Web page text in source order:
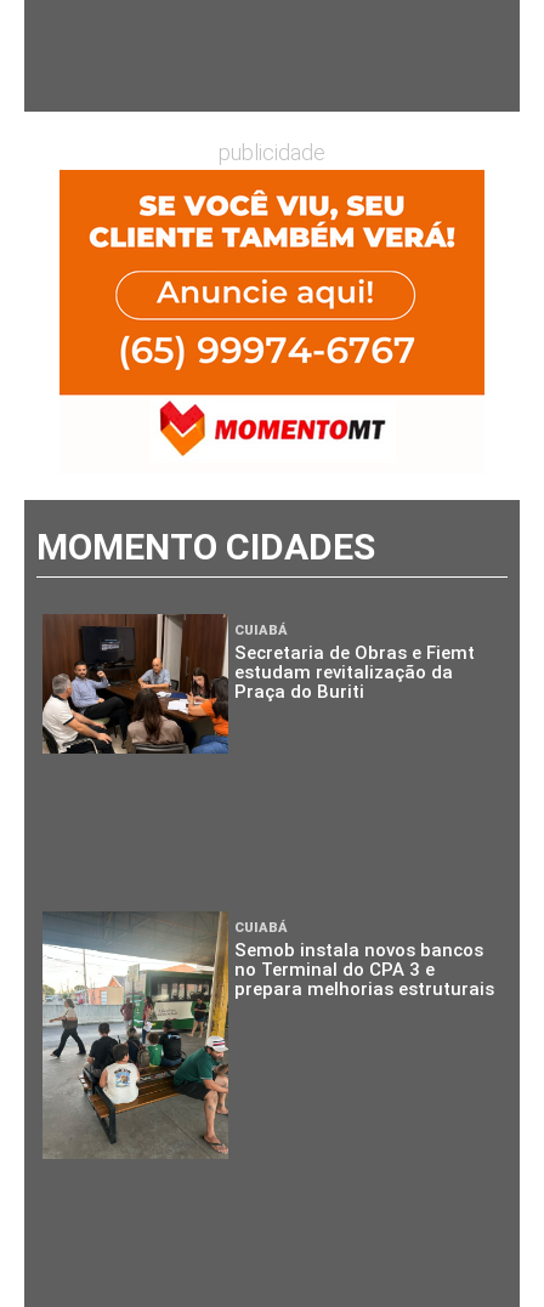
publicidade
MOMENTO CIDADES
CUIABÁ
Secretaria de Obras e Fiemt
estudam revitalização da
Praça do Buriti
CUIABÁ
Semob instala novos bancos
no Terminal do CPA 3 e
prepara melhorias estruturais